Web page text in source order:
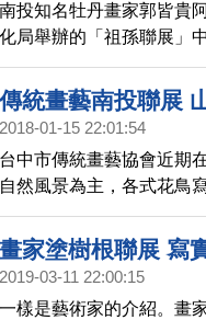
南投知名牡丹畫家郭皆貴
化局舉辦的「祖孫聯展」
長植物、花鳥，以及立體
味。
傳統畫藝南投聯展
2018-01-15 22:01:54
台中市傳統畫藝協會近期
自然風景為主，各式花鳥
看。
畫家塗樹根聯展 寫
2019-03-11 22:00:15
一樣是藝術家的介紹。畫